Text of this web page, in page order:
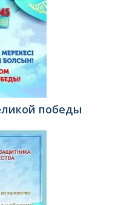
победы